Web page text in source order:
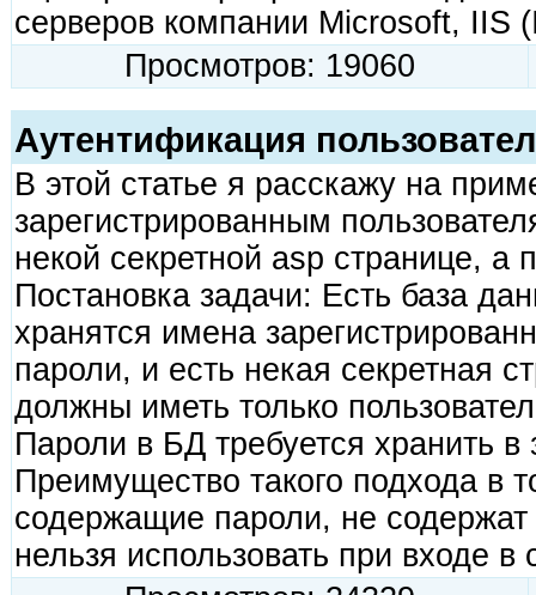
серверов компании Microsoft, IIS
Просмотров: 19060
Аутентификация
В этой статье я расскажу на
зарегистрированным
некой секретной asp странице, а
Постановка задачи: Есть база
хранятся имена
пароли, и есть некая секретная
должны иметь только
Пароли в БД требуется хранить
Преимущество такого подхода в
содержащие пароли, не
нельзя использовать при входе в